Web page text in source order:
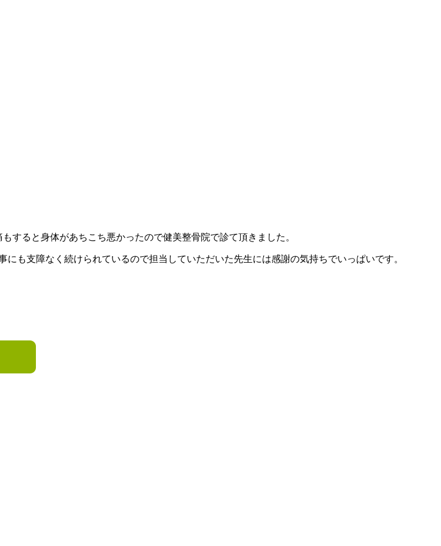
すると身体があちこち悪かったので健美整骨院で診て頂きました。
も支障なく続けられているので担当していただいた先生には感謝の気持ちでいっぱいです。